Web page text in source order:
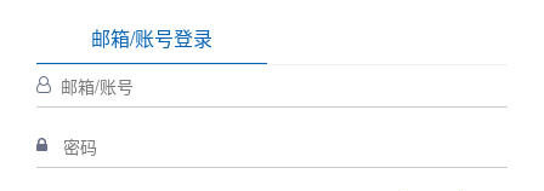
邮箱/账号登录